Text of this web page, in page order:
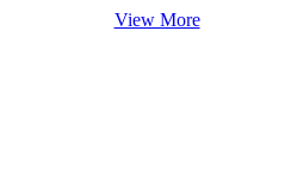
View More